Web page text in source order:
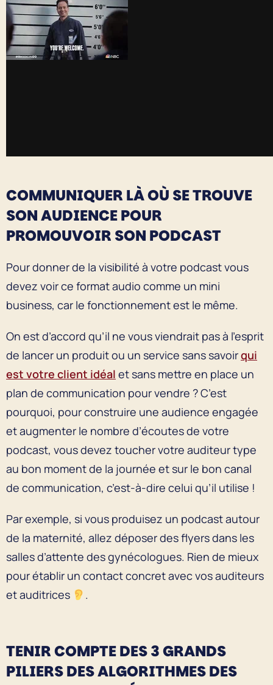
COMMUNIQUER LÀ OÙ SE TROUVE
SON AUDIENCE POUR
PROMOUVOIR SON PODCAST
Pour donner de la visibilité à votre podcast vous
devez voir ce format audio comme un mini
business, car le fonctionnement est le même.
On est d’accord qu’il ne vous viendrait pas à l’esprit
de lancer un produit ou un service sans savoirqui
est votre client idéal et sans mettre en place un
plan de communication pour vendre ? C’est
pourquoi, pour construire une audience engagée
et augmenter le nombre d’écoutes de votre
podcast, vous devez toucher votre auditeur type
au bon moment de la journée et sur le bon canal
de communication, c’est-à-dire celui qu’il utilise !
Par exemple, si vous produisez un podcast autour
de la maternité, allez déposer des flyers dans les
salles d’attente des gynécologues. Rien de mieux
pour établir un contact concret avec vos auditeurs
et auditrices
.
TENIR COMPTE DES 3 GRANDS
PILIERS DES ALGORITHMES DES